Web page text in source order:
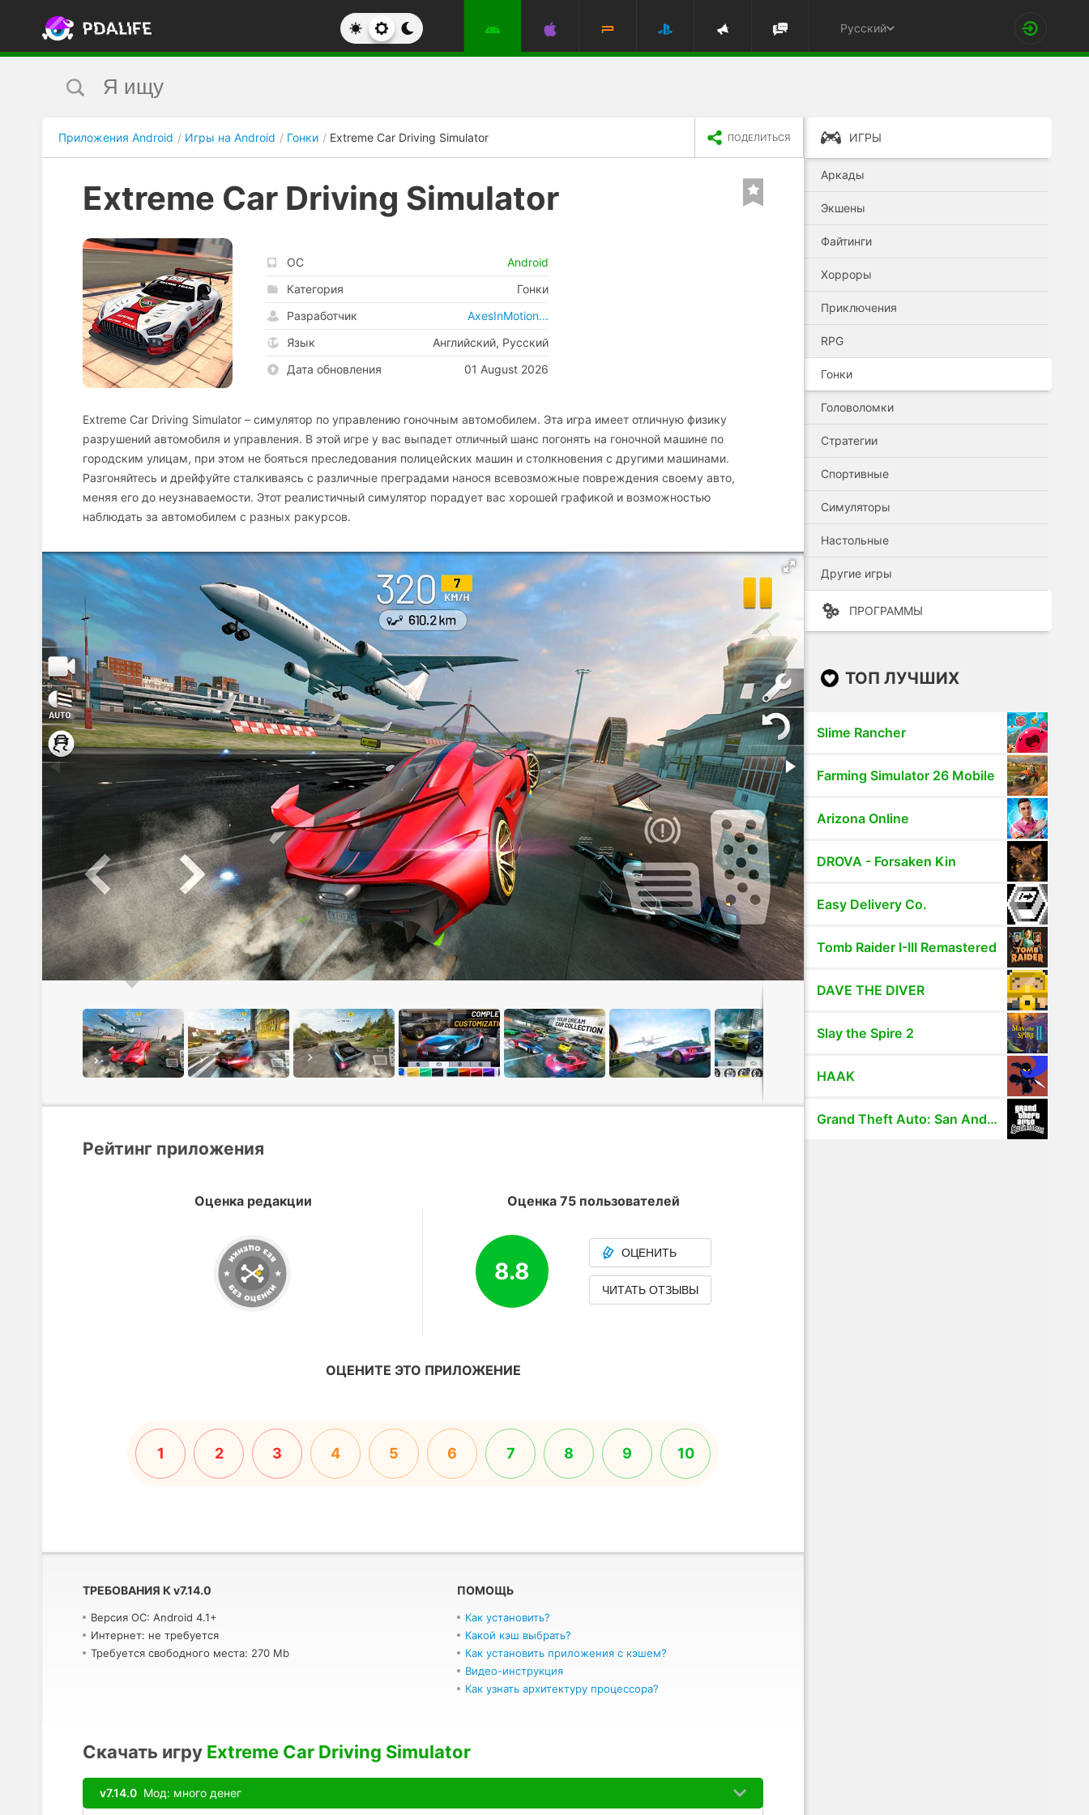
Русский
Приложения Android Игры на Android Гонки Extreme Car Driving Simulator ПОДЕЛИТЬСЯ
Extreme Car Driving Simulator
ОС
Android
Категория
Гонки
Разработчик
AxesInMotion...
Язык
Английский, Русский
Дата обновления
01 August 2026
Extreme Car Driving Simulator – симулятор по управлению гоночным автомобилем. Эта игра имеет отличную физику
разрушений автомобиля и управления. В этой игре у вас выпадет отличный шанс погонять на гоночной машине по
городским улицам, при этом не бояться преследования полицейских машин и столкновения с другими машинами.
Разгоняйтесь и дрейфуйте сталкиваясь с различные преградами нанося всевозможные повреждения своему авто,
меняя его до неузнаваемости. Этот реалистичный симулятор порадует вас хорошей графикой и возможностью
наблюдать за автомобилем с разных ракурсов.
Рейтинг приложения
Оценка редакции Оценка 75 пользователей
8.8
ОЦЕНИТЬ
ЧИТАТЬ ОТЗЫВЫ
ОЦЕНИТЕ ЭТО ПРИЛОЖЕНИЕ
1 2 3 4 5 6 7 8 9 10
ТРЕБОВАНИЯ К v7.14.0
Версия ОС: Android 4.1+
Интернет: не требуется
Требуется свободного места: 270 Mb
ПОМОЩЬ
Как установить?
Какой кэш выбрать?
Как установить приложения с кэшем?
Видео-инструкция
Как узнать архитектуру процессора?
Скачать игру Extreme Car Driving Simulator
v7.14.0 Мод: много денег
ИГРЫ
Аркады
Экшены
Файтинги
Хорроры
Приключения
RPG
Гонки
Головоломки
Стратегии
Спортивные
Симуляторы
Настольные
Другие игры
ПРОГРАММЫ
ТОП ЛУЧШИХ
Slime Rancher
Farming Simulator 26 Mobile
Arizona Online
DROVA - Forsaken Kin
Easy Delivery Co.
Tomb Raider I-III Remastered
DAVE THE DIVER
Slay the Spire 2
HAAK
Grand Theft Auto: San Andreas